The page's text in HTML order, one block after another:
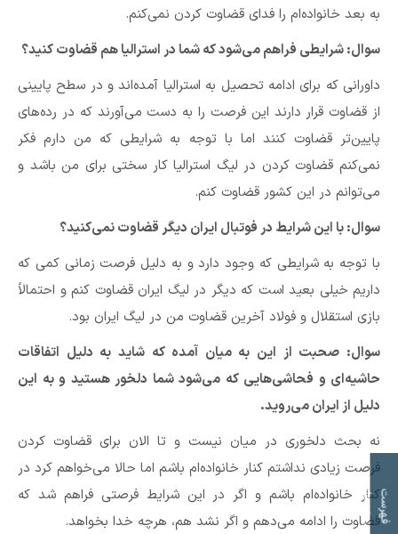
به بعد خانواده‌ام را فدای قضاوت کردن نمی‌کنم.
سوال:‌ شرایطی فراهم می‌شود که شما در استرالیا هم قضاوت کنید؟
داورانی که برای ادامه تحصیل به استرالیا آمده‌اند و در سطح پایینی
از قضاوت قرار دارند این فرصت را به دست می‌آورند که در رده‌های
پایین‌تر قضاوت کنند اما با توجه به شرایطی که من دارم فکر
نمی‌کنم قضاوت کردن در لیگ استرالیا کار سختی برای من باشد و
می‌توانم در این کشور قضاوت کنم.
سوال:‌ با این شرایط در فوتبال ایران دیگر قضاوت نمی‌کنید؟
با توجه به شرایطی که وجود دارد و به دلیل فرصت زمانی کمی که
داریم خیلی بعید است که دیگر در لیگ ایران قضاوت کنم و احتمالاً
بازی استقلال و فولاد آخرین قضاوت من در لیگ ایران بود.
سوال:‌ صحبت از این به میان آمده که شاید به دلیل اتفاقات
حاشیه‌ای و فحاشی‌هایی که می‌شود شما دلخور هستید و به این
دلیل از ایران می‌روید.
نه بحث دلخوری در میان نیست و تا الان برای قضاوت کردن
فرصت زیادی نداشتم کنار خانواده‌ام باشم اما حالا می‌خواهم کرد در
کنار خانواده‌ام باشم و اگر در این شرایط فرصتی فراهم شد که
قضاوت را ادامه می‌دهم و اگر نشد هم، هرچه خدا بخواهد.ف
ه
ر
س
ت
م
و
ض
و
ع
ات